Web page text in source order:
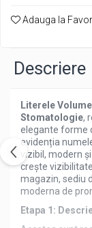
Adauga la
Descriere
Literele
Stomatologie,
elegante forme
evidenția
vizibil, modern
crește
magazin, sediu
moderna de
Etapa 1: